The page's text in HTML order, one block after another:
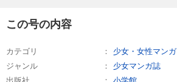
＆フラワー 2026年14号
この号の内容
カテゴリ
少女・女性マンガ
ジャンル
少女マンガ誌